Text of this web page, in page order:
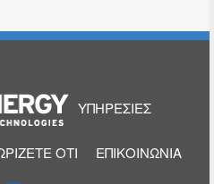
ΥΠΗΡΕΣΊΕΣ
ΌΤΙ ΕΠΙΚΟΙΝΩΝΊΑ